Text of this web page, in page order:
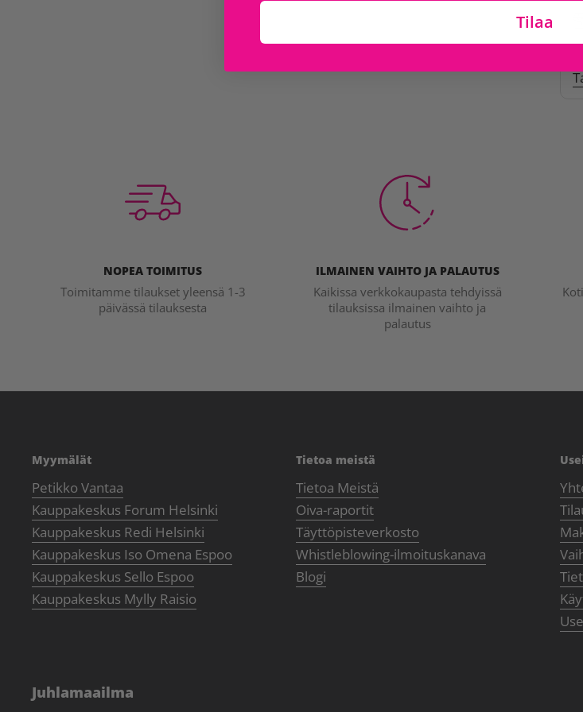
NOPEA TOIMITUS
Toimitamme tilaukset yleensä 1-3
päivässä tilauksesta
ILMAINEN VAIHTO JA PALAUTUS
Kaikissa verkkokaupasta tehdyissä
tilauksissa ilmainen vaihto ja
palautus
Myymälät
Petikko Vantaa
Kauppakeskus Forum Helsinki
Kauppakeskus Redi Helsinki
Kauppakeskus Iso Omena Espoo
Kauppakeskus Sello Espoo
Kauppakeskus Mylly Raisio
Tietoa meistä
Tietoa Meistä
Oiva-raportit
Täyttöpisteverkosto
Whistleblowing-ilmoituskanava
Blogi
Juhlamaailma
Tilaa